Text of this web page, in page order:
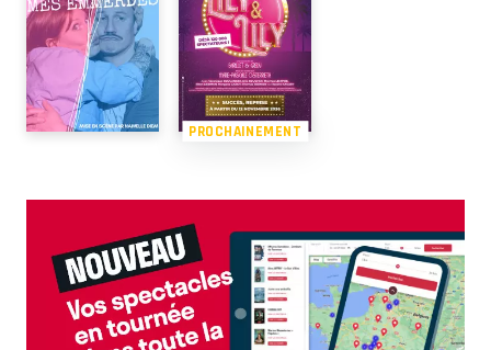
PROCHAINEMENT